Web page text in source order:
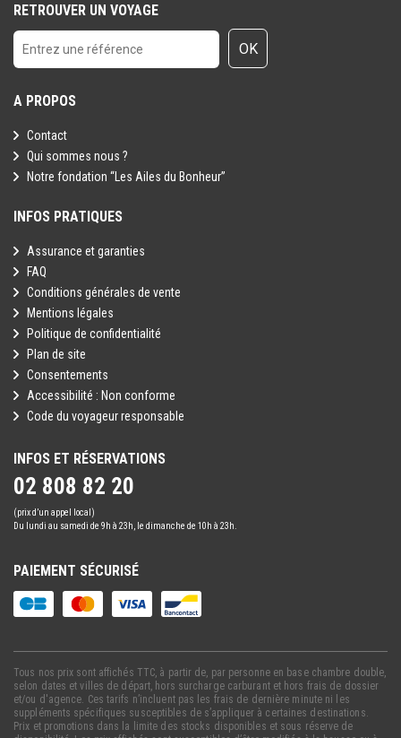
RETROUVER UN VOYAGE
OK
A PROPOS
Contact
Qui sommes nous ?
Notre fondation “Les Ailes du Bonheur”
INFOS PRATIQUES
Assurance et garanties
FAQ
Conditions générales de vente
Mentions légales
Politique de confidentialité
Plan de site
Consentements
Accessibilité : Non conforme
Code du voyageur responsable
INFOS ET RÉSERVATIONS
02 808 82 20
(prix d’un appel local)
Du lundi au samedi de 9h à 23h, le dimanche de 10h à 23h.
PAIEMENT SÉCURISÉ
Tous nos prix sont affichés TTC, à partir de, par personne en base chambre double,
selon dates et villes de départ, hors surcharge carburant et hors frais de dossier
et/ou d'agence. Ces tarifs n’incluent pas les frais de dernière minute ni les
suppléments spécifiques susceptibles de s’appliquer à certaines destinations.
Prix et promotions dans la limite des stocks disponibles et sous réserve de